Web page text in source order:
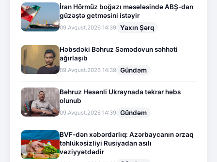
İran Hörmüz boğazı məsələsində ABŞ-dan
güzəştə getməsini istəyir
09.Avqust.2026 14:39 Yaxın Şərq
Həbsdəki Bəhruz Səmədovun səhhəti
ağırlaşıb
09.Avqust.2026 14:39 Gündəm
Bəhruz Həsənli Ukraynada təkrar həbs
olunub
09.Avqust.2026 14:39 Gündəm
BVF-dən xəbərdarlıq: Azərbaycanın ərzaq
təhlükəsizliyi Rusiyadan asılı
vəziyyətdədir